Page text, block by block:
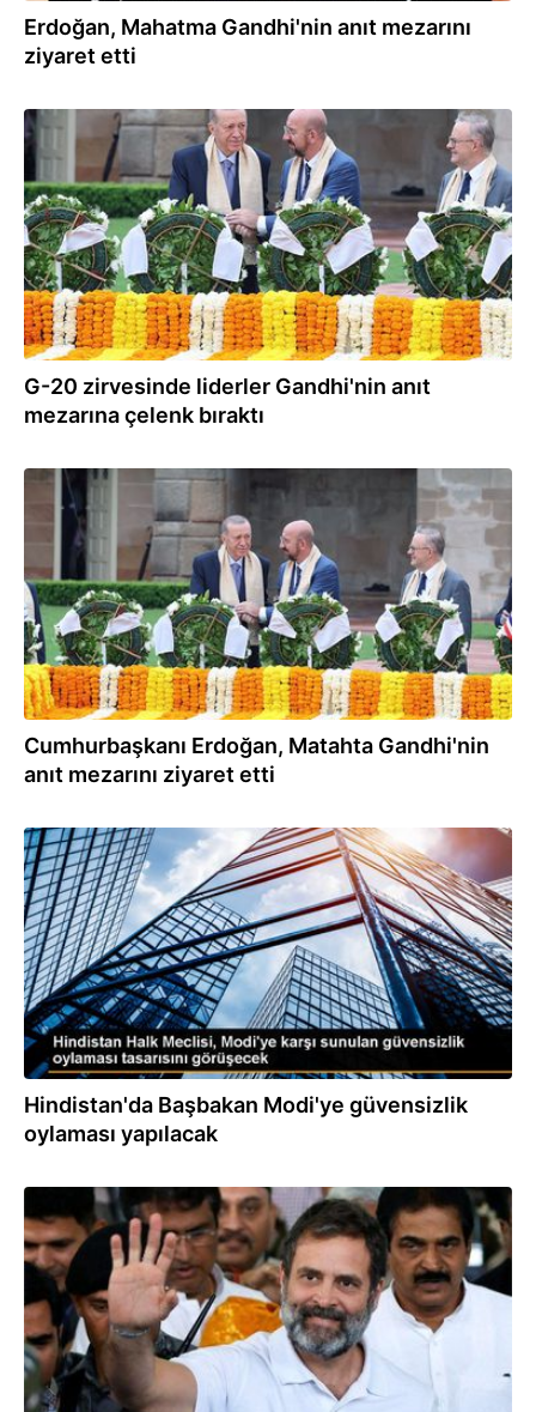
Erdoğan, Mahatma Gandhi'nin anıt mezarını
ziyaret etti
10.09.2023
G-20 zirvesinde liderler Gandhi'nin anıt
mezarına çelenk bıraktı
10.09.2023
Cumhurbaşkanı Erdoğan, Matahta Gandhi'nin
anıt mezarını ziyaret etti
08.08.2023
Hindistan'da Başbakan Modi'ye güvensizlik
oylaması yapılacak
07.08.2023